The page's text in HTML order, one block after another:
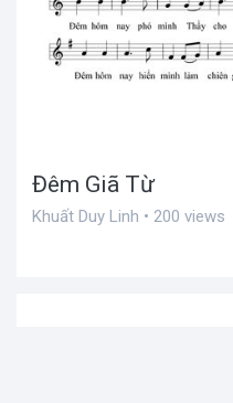
Đêm Giã Từ
Khuất Duy Linh • 200 views